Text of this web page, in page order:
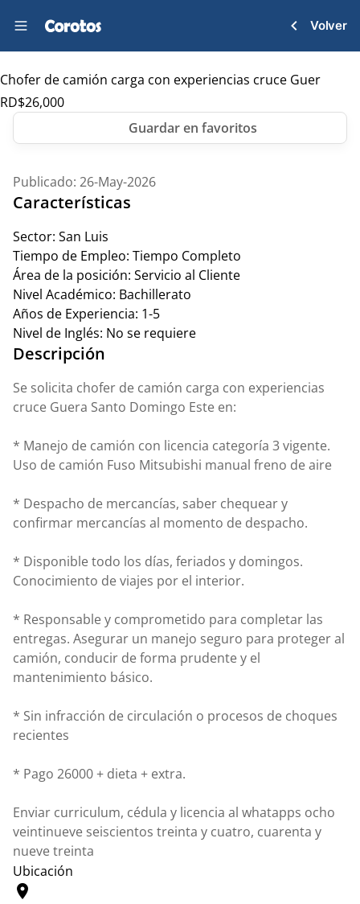
Volver
Chofer de camión carga con experiencias cruce Guer
RD$26,000
Publicado: 26-May-2026
Características
Sector: San Luis
Tiempo de Empleo: Tiempo Completo
Área de la posición: Servicio al Cliente
Nivel Académico: Bachillerato
Años de Experiencia: 1-5
Nivel de Inglés: No se requiere
Descripción
Se solicita chofer de camión carga con experiencias
cruce Guera Santo Domingo Este en:
* Manejo de camión con licencia categoría 3 vigente.
Uso de camión Fuso Mitsubishi manual freno de aire
* Despacho de mercancías, saber chequear y
confirmar mercancías al momento de despacho.
* Disponible todo los días, feriados y domingos.
Conocimiento de viajes por el interior.
* Responsable y comprometido para completar las
entregas. Asegurar un manejo seguro para proteger al
camión, conducir de forma prudente y el
mantenimiento básico.
* Sin infracción de circulación o procesos de choques
recientes
* Pago 26000 + dieta + extra.
Enviar curriculum, cédula y licencia al whatapps ocho
veintinueve seiscientos treinta y cuatro, cuarenta y
nueve treinta
Ubicación
location_on